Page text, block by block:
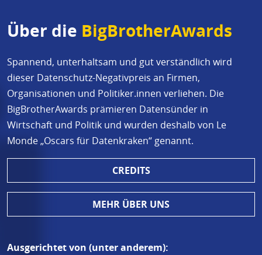
Über die BigBrotherAwards
Spannend, unterhaltsam und gut verständlich wird
dieser Datenschutz-Negativpreis an Firmen,
Organisationen und Politiker.innen verliehen. Die
BigBrotherAwards prämieren Datensünder in
Wirtschaft und Politik und wurden deshalb von Le
Monde „Oscars für Datenkraken“ genannt.
CREDITS
MEHR ÜBER UNS
Ausgerichtet von (unter anderem):